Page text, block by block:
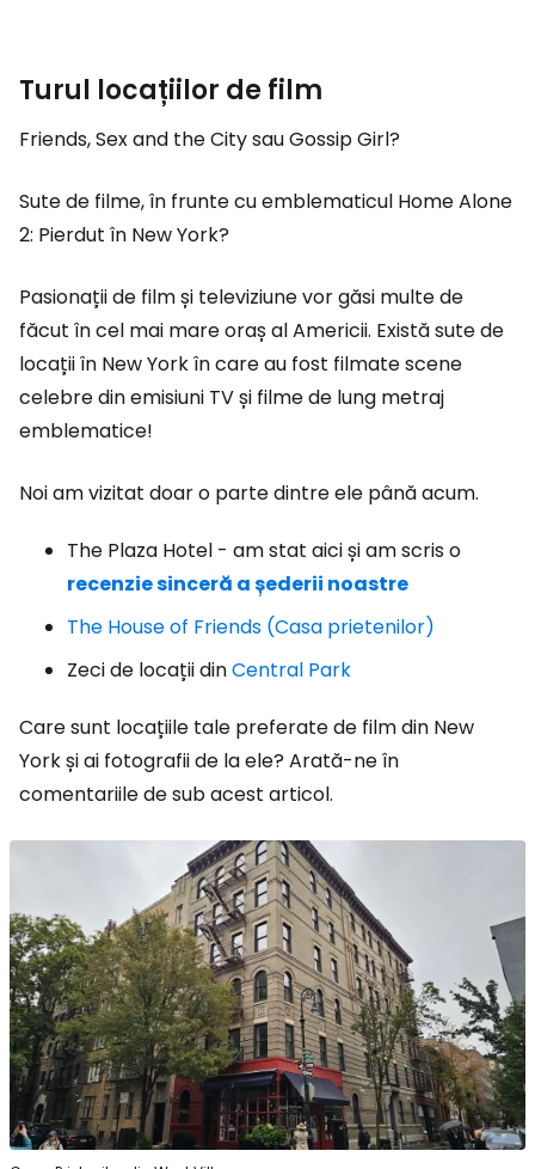
Turul locațiilor de film
Friends, Sex and the City sau Gossip Girl?
Sute de filme, în frunte cu emblematicul Home Alone
2: Pierdut în New York?
Pasionații de film și televiziune vor găsi multe de
făcut în cel mai mare oraș al Americii. Există sute de
locații în New York în care au fost filmate scene
celebre din emisiuni TV și filme de lung metraj
emblematice!
Noi am vizitat doar o parte dintre ele până acum.
The Plaza Hotel - am stat aici și am scris o
recenzie sinceră a șederii noastre
The House of Friends (Casa prietenilor)
Zeci de locații dinCentral Park
Care sunt locațiile tale preferate de film din New
York și ai fotografii de la ele? Arată-ne în
comentariile de sub acest articol.